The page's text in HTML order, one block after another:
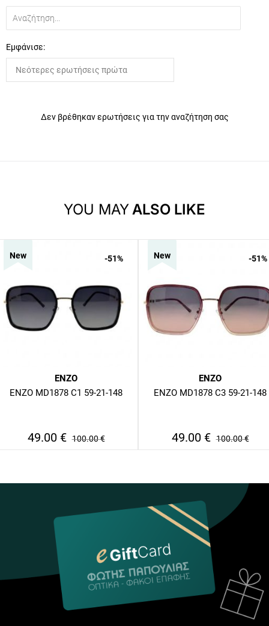
Εμφάνισε:
Δεν βρέθηκαν ερωτήσεις για την αναζήτηση σας
YOU MAYALSO LIKE
ENZO
ENZO MD1878 C1 59-21-148
49.00 € 100.00€
New -51%
ENZO
ENZO MD1878 C3 59-21-148
49.00 € 100.00€
New -51%